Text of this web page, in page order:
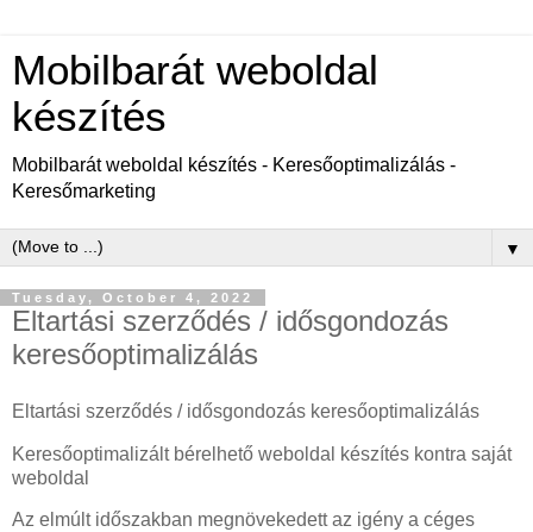
Mobilbarát weboldal
készítés
Mobilbarát weboldal készítés - Keresőoptimalizálás -
Keresőmarketing
▼
Tuesday, October 4, 2022
Eltartási szerződés / idősgondozás
keresőoptimalizálás
Eltartási szerződés / idősgondozás keresőoptimalizálás
Keresőoptimalizált bérelhető weboldal készítés kontra saját
weboldal
Az elmúlt időszakban megnövekedett az igény a céges